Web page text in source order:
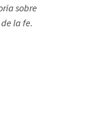
sobre
la fe.